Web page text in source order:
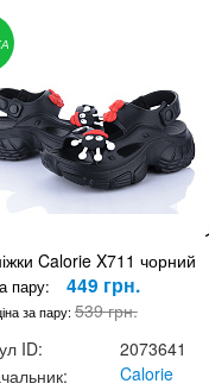
Calorie X711 чорний
пару: 449 грн.
за пару: 539 грн.
ID:
2073641
Calorie